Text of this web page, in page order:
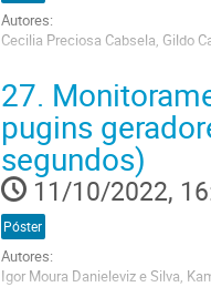
Autores:
Cecilia Preciosa Cabsela, Gildo
to
contribution
page
27.
pugins
segundos)
11/10/2022,
Póster
Autores:
Igor Moura Danieleviz e Silva,